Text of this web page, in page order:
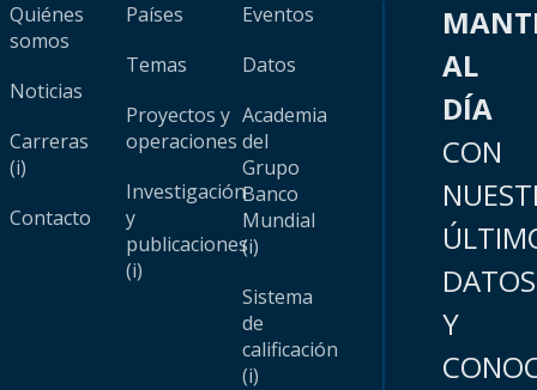
Quiénes
somos
Noticias
Carreras
(i)
Contacto
Países
Temas
Proyectos y
operaciones
Investigación
y
publicaciones
(i)
Eventos
Datos
Academia
del
Grupo
Banco
Mundial
(i)
Sistema
de
calificación
(i)
AL
DÍA
CON
DATOS
Y